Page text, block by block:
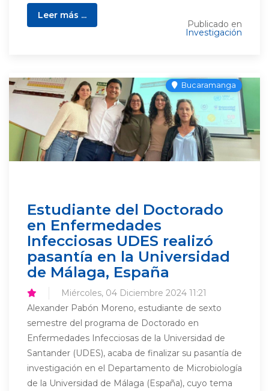
Leer más ...
Publicado en
Investigación
Bucaramanga
Estudiante del Doctorado
en Enfermedades
Infecciosas UDES realizó
pasantía en la Universidad
de Málaga, España
Miércoles, 04 Diciembre 2024 11:21
Alexander Pabón Moreno, estudiante de sexto
semestre del programa de Doctorado en
Enfermedades Infecciosas de la Universidad de
Santander (UDES), acaba de finalizar su pasantía de
investigación en el Departamento de Microbiología
de la Universidad de Málaga (España), cuyo tema